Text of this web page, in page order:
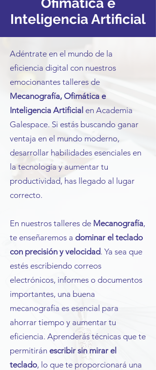
Inteligencia Artificial
Adéntrate en el mundo de la
eficiencia digital con nuestros
emocionantes talleres de
Mecanografía, Ofimática e
Inteligencia Artificial en Academia
Galespace. Si estás buscando ganar
ventaja en el mundo moderno,
desarrollar habilidades esenciales en
la tecnología y aumentar tu
productividad, has llegado al lugar
correcto.
En nuestros talleres de Mecanografía,
te enseñaremos a dominar el teclado
con precisión y velocidad. Ya sea que
estés escribiendo correos
electrónicos, informes o documentos
importantes, una buena
mecanografía es esencial para
ahorrar tiempo y aumentar tu
eficiencia. Aprenderás técnicas que te
permitirán escribir sin mirar el
teclado, lo que te proporcionará una